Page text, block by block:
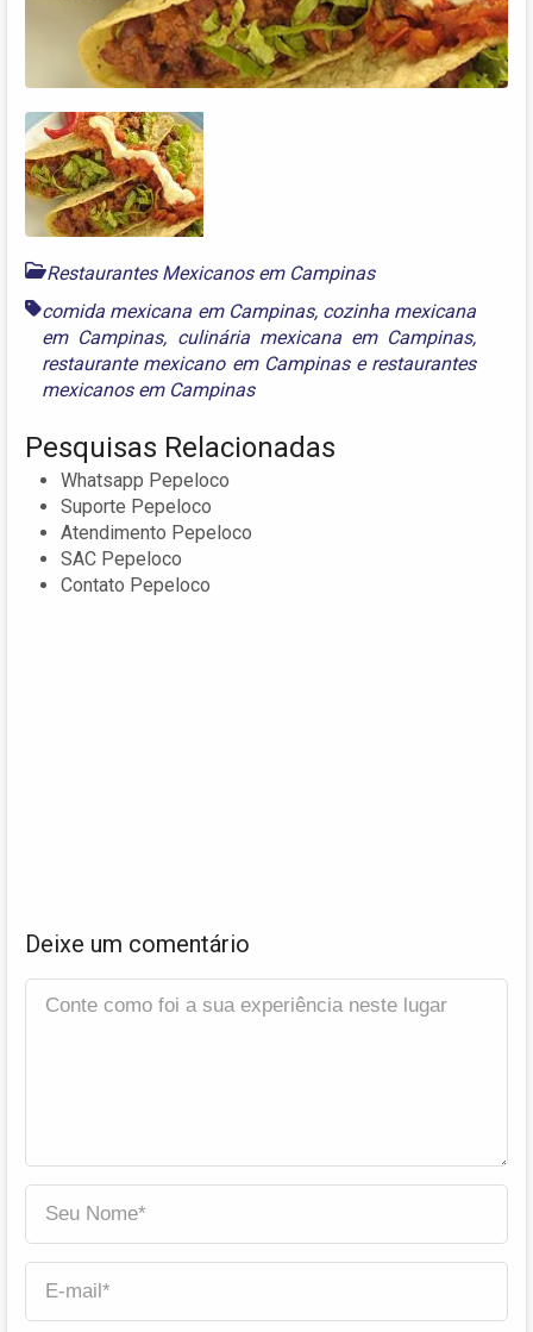
Restaurantes Mexicanos em Campinas
comida mexicana em Campinas, cozinha mexicana
em Campinas, culinária mexicana em Campinas,
restaurante mexicano em Campinase restaurantes
mexicanos em Campinas
Pesquisas Relacionadas
Whatsapp Pepeloco
Suporte Pepeloco
Atendimento Pepeloco
SAC Pepeloco
Contato Pepeloco
Deixe um comentário